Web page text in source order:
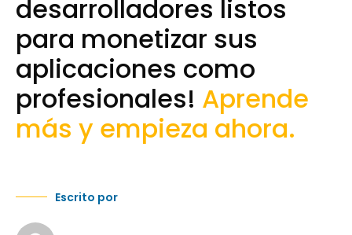
desarrolladores listos
para monetizar sus
aplicaciones como
profesionales! Aprende
más y empieza ahora.
Escrito por